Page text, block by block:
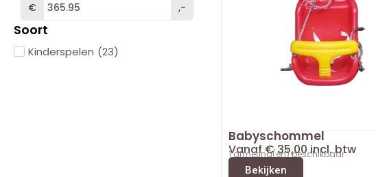
€
,-
Soort
Kinderspelen (23)
Babyschommel
Vanaf€35,00incl. btw
1 afmeting(en) beschikbaar
Bekijken